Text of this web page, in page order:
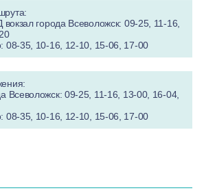
города Всеволожск: 09-25, 11-16,
08-35, 10-16, 12-10, 15-06, 17-00
Всеволожск: 09-25, 11-16, 13-00, 16-04,
08-35, 10-16, 12-10, 15-06, 17-00